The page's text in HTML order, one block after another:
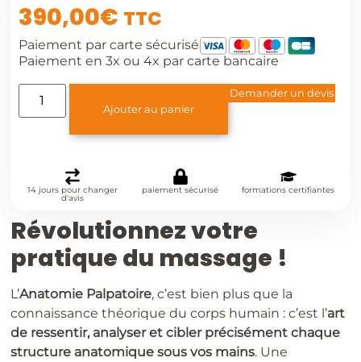
Révolutionnez votre
pratique du massage !
L’Anatomie Palpatoire, c’est bien plus que la
connaissance théorique du corps humain : c’est l’art
de ressentir, analyser et cibler précisément chaque
structure anatomique sous vos mains. Une
390,00€ TTC
Paiement par carte sécurisé
Paiement en 3x ou 4x par carte bancaire
Ajouter au panier
Demander un devis
14 jours pour changer
d'avis
paiement sécurisé formations certifiantes